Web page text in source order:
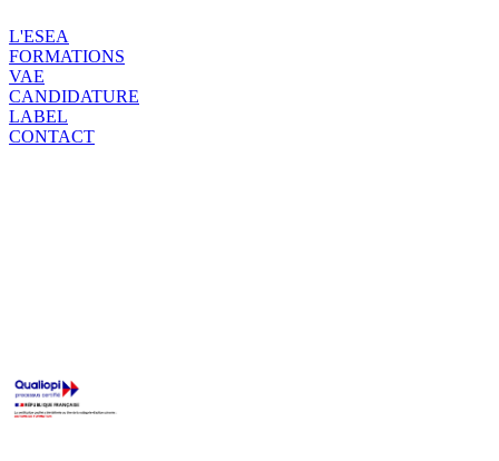
L'ESEA
FORMATIONS
VAE
CANDIDATURE
LABEL
CONTACT